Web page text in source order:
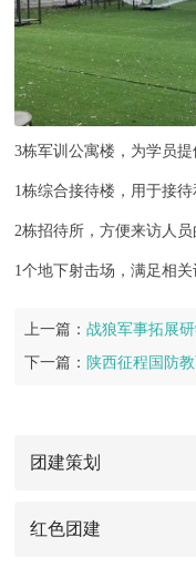
3栋军训公寓楼，为学员提
1栋综合接待楼，用于接待
2栋招待所，方便来访人员
1个地下射击场，满足相关
上一篇：战狼军事拓展
下一篇： 陕西征程国防
团建策划
红色团建